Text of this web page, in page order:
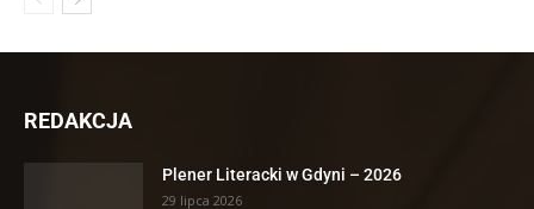
REDAKCJA
Plener Literacki w Gdyni – 2026
29 lipca 2026